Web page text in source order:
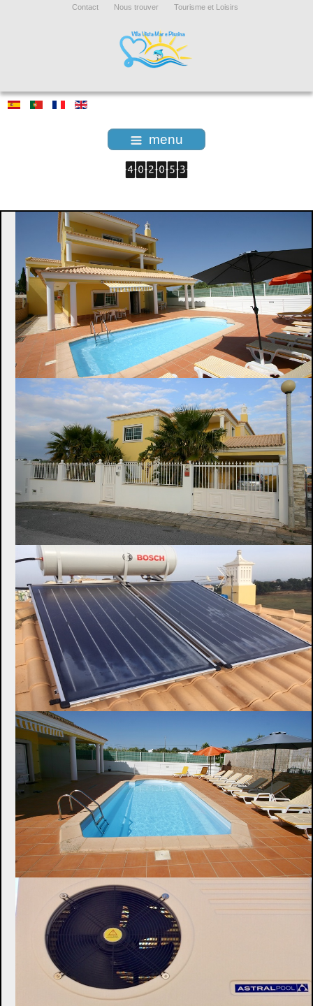
Contact Nous trouver Tourisme et Loisirs
menu